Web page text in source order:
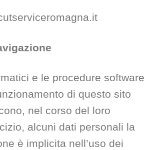
e le procedure software
di questo sito
nel corso del loro
alcuni dati personali la
è implicita nell’uso dei